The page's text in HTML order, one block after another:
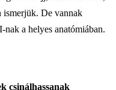
De vannak
nak a helyes anatómiában.
csinálhassanak